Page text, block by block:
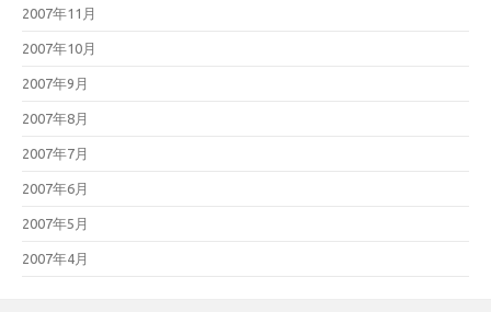
2007年11月
2007年10月
2007年9月
2007年8月
2007年7月
2007年6月
2007年5月
2007年4月